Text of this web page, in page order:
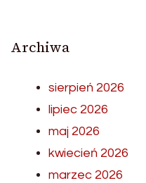
Archiwa
sierpień 2026
lipiec 2026
maj 2026
kwiecień 2026
marzec 2026